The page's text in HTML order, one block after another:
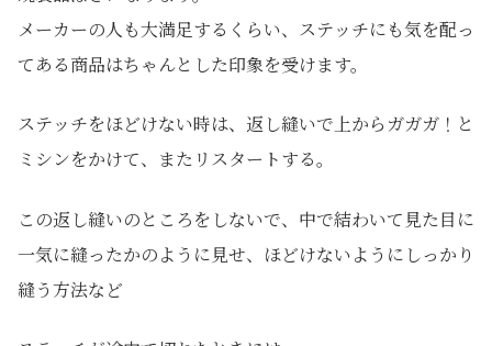
メーカーの人も大満足するくらい、ステッチにも気を配っ
てある商品はちゃんとした印象を受けます。
ステッチをほどけない時は、返し縫いで上からガガガ！と
ミシンをかけて、またリスタートする。
この返し縫いのところをしないで、中で結わいて見た目に
一気に縫ったかのように見せ、ほどけないようにしっかり
縫う方法など